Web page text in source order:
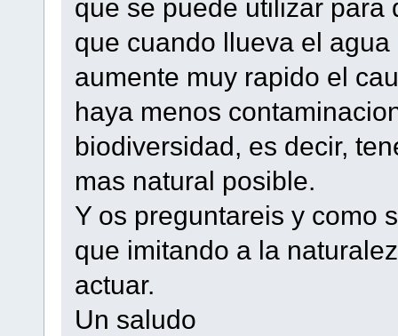
que se puede utilizar para
que cuando llueva el
aumente muy rapido el
haya menos
biodiversidad, es decir,
mas natural posible.
Y os preguntareis y como
que imitando a la
actuar.
Un saludo